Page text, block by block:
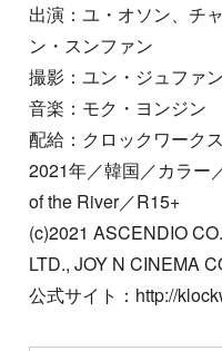
出演：ユ・オソン、チ
ン・スンファン
撮影：ユン・ジュファン
音楽：モク・ヨンジン
配給：クロックワークス
2021年／韓国／カラー
of the River／R15+
(c)2021 ASCENDIO
LTD., JOY N CINEMA
公式サイト：http://